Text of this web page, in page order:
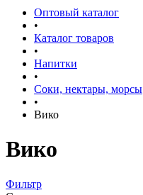
Оптовый каталог
•
Каталог товаров
•
Напитки
•
Соки, нектары, морсы
•
Вико
Вико
Фильтр